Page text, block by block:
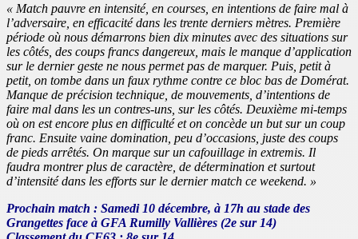
« Match pauvre en intensité, en courses, en intentions de faire mal à
l’adversaire, en efficacité dans les trente derniers mètres. Première
période où nous démarrons bien dix minutes avec des situations sur
les côtés, des coups francs dangereux, mais le manque d’application
sur le dernier geste ne nous permet pas de marquer. Puis, petit à
petit, on tombe dans un faux rythme contre ce bloc bas de Domérat.
Manque de précision technique, de mouvements, d’intentions de
faire mal dans les un contres-uns, sur les côtés. Deuxième mi-temps
où on est encore plus en difficulté et on concède un but sur un coup
franc. Ensuite vaine domination, peu d’occasions, juste des coups
de pieds arrêtés. On marque sur un cafouillage in extremis. Il
faudra montrer plus de caractère, de détermination et surtout
d’intensité dans les efforts sur le dernier match ce weekend. »
Prochain match : Samedi 10 décembre, à 17h au stade des
Grangettes face à GFA Rumilly Vallières (2e sur 14)